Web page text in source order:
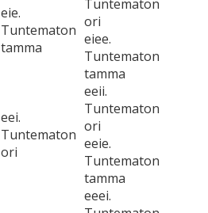
eie.
Tuntematon
tamma
Tuntematon
ori
eiee.
Tuntematon
tamma
eei.
Tuntematon
ori
eeii.
Tuntematon
ori
eeie.
Tuntematon
tamma
eeei.